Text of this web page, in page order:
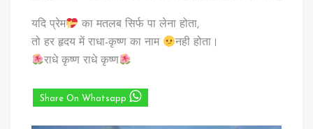
यदि प्रेम
का मतलब सिर्फ पा लेना होता,
तो हर हृदय में राधा-कृष्ण का नाम
नही होता।
राधे कृष्ण राधे कृष्ण
Share On Whatsapp